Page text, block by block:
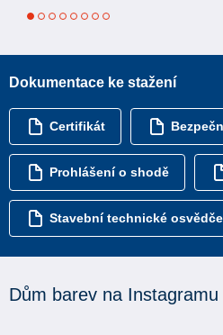
1 2 3 4 5 6 7
Dokumentace ke stažení
Certifikát
Prohlášení o shodě
Stavební technické
Dům barev na Instagramu